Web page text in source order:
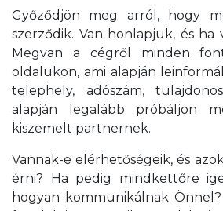
Győződjön meg arról, hogy
szerződik. Van honlapjuk, és ha
Megvan a cégről minden
oldalukon, ami alapján
telephely, adószám,
alapján legalább próbáljon
kiszemelt partnernek.
Vannak-e elérhetőségeik, és
érni? Ha pedig mindkettőre
hogyan kommunikálnak